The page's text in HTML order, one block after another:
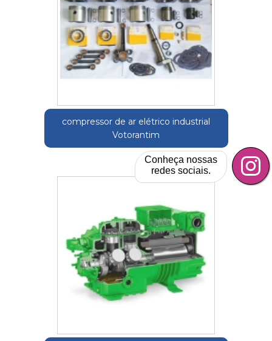
compressor de ar elétrico industrial
Votorantim
Conheça nossas
redes sociais.